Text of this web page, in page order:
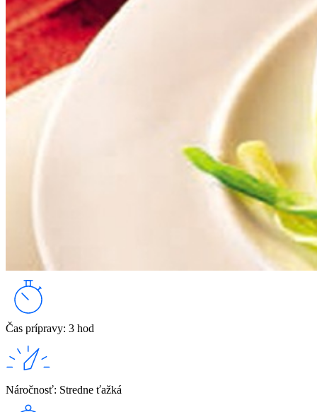
Čas prípravy: 3 hod
Náročnosť: Stredne ťažká